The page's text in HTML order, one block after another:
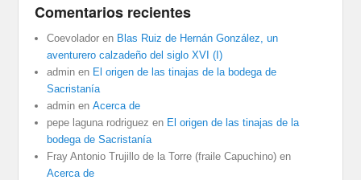
Comentarios recientes
Coevolador en Blas Ruiz de Hernán González, un
aventurero calzadeño del siglo XVI (I)
admin en El origen de las tinajas de la bodega de
Sacristanía
admin enAcerca de
pepe laguna rodriguez en El origen de las tinajas de la
bodega de Sacristanía
Fray Antonio Trujillo de la Torre (fraile Capuchino) en
Acerca de